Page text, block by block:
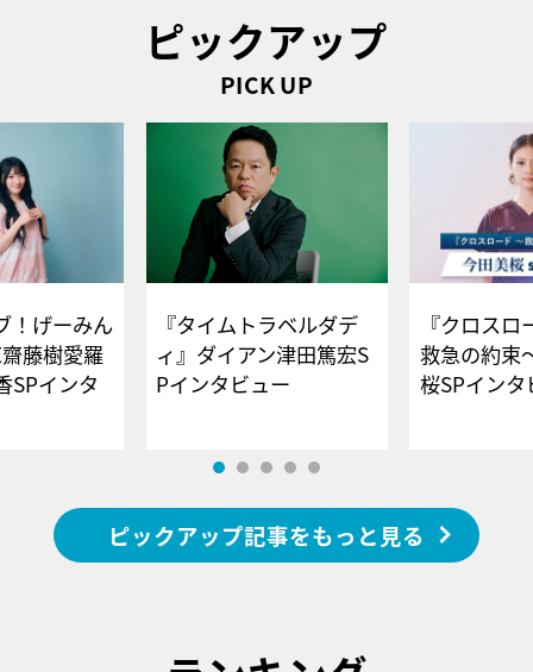
ピックアップ
PICK UP
！げーみん
藤樹愛羅
SPインタ
『タイムトラベルダデ
ィ』ダイアン津田篤宏S
Pインタビュー
『クロス
救急の約束
桜SPイ
ピックアップ記事をもっと見る